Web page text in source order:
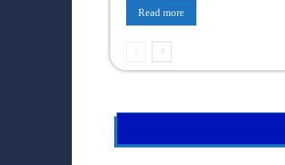
Read more